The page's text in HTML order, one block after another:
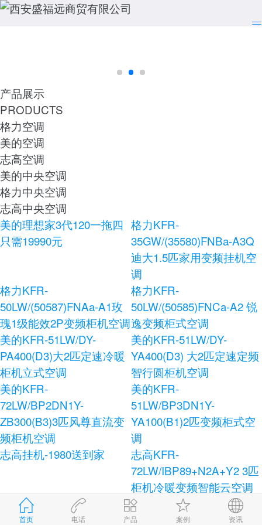
首页 电话 产品 案例 资讯
产品展示
PRODUCTS
格力空调
美的空调
志高空调
美的中央空调
格力中央空调
志高中央空调
美的理想家3代120一拖四
只需19990元
格力KFR-
35GW/(35580)FNBa-A3Q
迪大1.5匹家用变频挂机空
调
格力KFR-
50LW/(50587)FNAa-A1玫
瑰1级能效2P变频柜机空调
格力KFR-
50LW/(50585)FNCa-A2 锐
逸变频柜式空调
美的KFR-51LW/DY-
PA400(D3)大2匹定速冷暖
柜机立式空调
美的KFR-51LW/DY-
YA400(D3) 大2匹定速定频
智行圆柜机空调
美的KFR-
72LW/BP2DN1Y-
ZB300(B3)3匹风尊直流变
频柜机空调
美的KFR-
51LW/BP3DN1Y-
YA100(B1)2匹变频柜式空
调
志高挂机-1980送到家
志高KFR-
72LW/IBP89+N2A+Y2 3匹
柜机冷暖变频智能云空调
志高KFR-120LW/E41+N3
柜式空调
志高KFR-72LW/AS36+N3
健康宝独立除湿柜式空调